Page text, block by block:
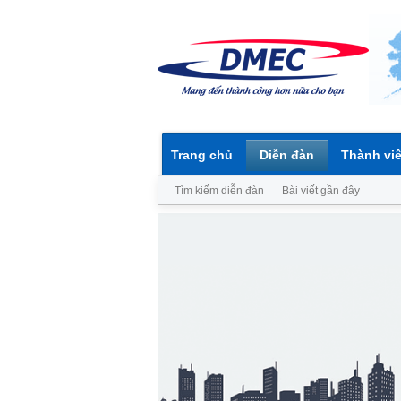
Trang chủ Diễn đàn
Tìm kiếm diễn đàn Bài viết gần đây
Thành